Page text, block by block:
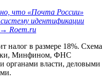
что «Почта России»
идентификации
→ Roem.ru
налог в размере 18%. Схема
Минфином, ФНС
органами власти, деловыми